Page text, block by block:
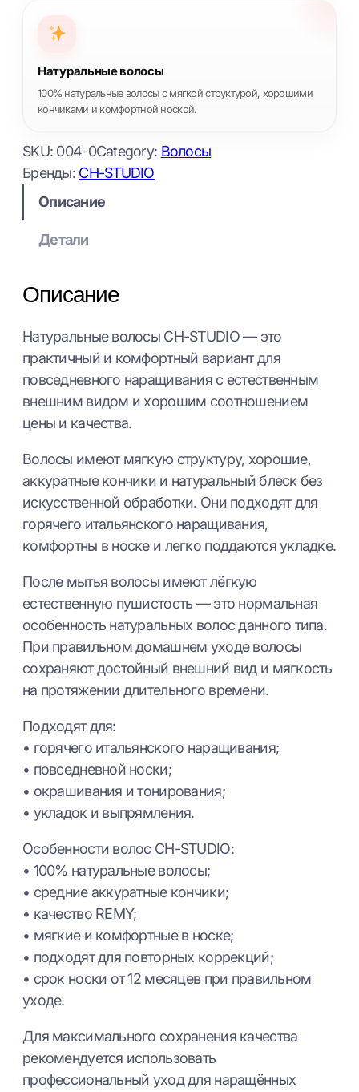
Натуральные волосы
100% натуральные волосы с мягкой структурой, хорошими
кончиками и комфортной ноской.
SKU: 004-0Category: Волосы
Бренды: CH-STUDIO
Описание
Детали
Описание
Натуральные волосы CH-STUDIO — это
практичный и комфортный вариант для
повседневного наращивания с естественным
внешним видом и хорошим соотношением
цены и качества.
Волосы имеют мягкую структуру, хорошие,
аккуратные кончики и натуральный блеск без
искусственной обработки. Они подходят для
горячего итальянского наращивания,
комфортны в носке и легко поддаются укладке.
После мытья волосы имеют лёгкую
естественную пушистость — это нормальная
особенность натуральных волос данного типа.
При правильном домашнем уходе волосы
сохраняют достойный внешний вид и мягкость
на протяжении длительного времени.
Подходят для:
• горячего итальянского наращивания;
• повседневной носки;
• окрашивания и тонирования;
• укладок и выпрямления.
Особенности волос CH-STUDIO:
• 100% натуральные волосы;
• средние аккуратные кончики;
• качество REMY;
• мягкие и комфортные в носке;
• подходят для повторных коррекций;
• срок носки от 12 месяцев при правильном
уходе.
Для максимального сохранения качества
рекомендуется использовать
профессиональный уход для наращённых